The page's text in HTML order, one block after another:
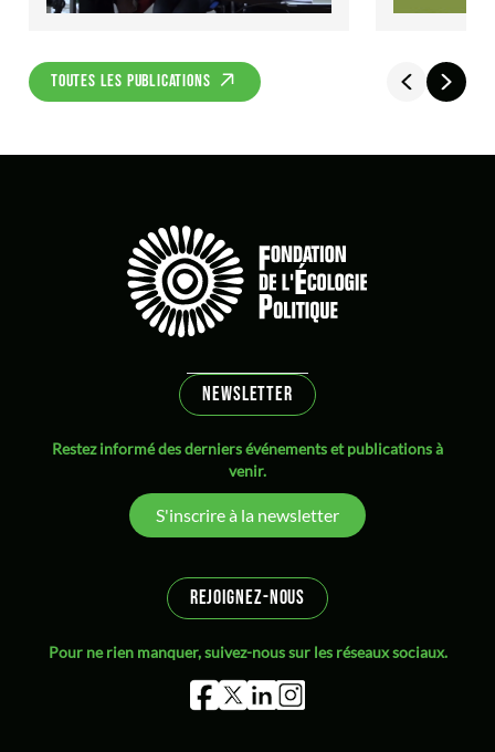
TOUTES LES PUBLICATIONS
NEWSLETTER
Restez informé des derniers événements et publications à
venir.
S'inscrire à la newsletter
REJOIGNEZ-NOUS
Pour ne rien manquer, suivez-nous sur les réseaux sociaux.